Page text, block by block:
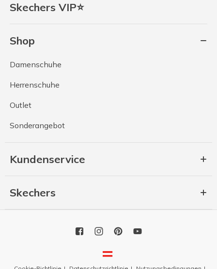
Skechers VIP⭐
Shop
Damenschuhe
Herrenschuhe
Outlet
Sonderangebot
Kundenservice
Skechers